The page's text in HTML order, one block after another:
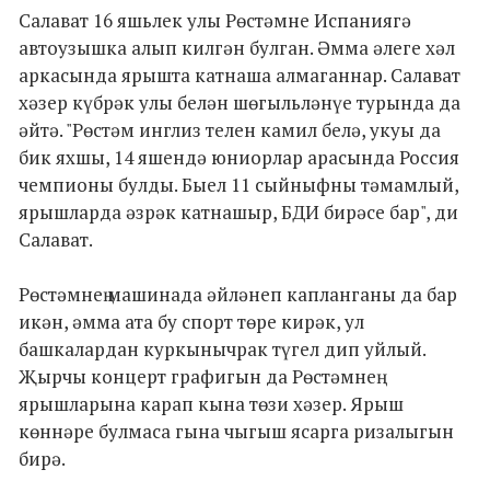
Салават 16 яшьлек улы Рөстәмне Испаниягә
автоузышка алып килгән булган. Әмма әлеге хәл
аркасында ярышта катнаша алмаганнар. Салават
хәзер күбрәк улы белән шөгыльләнүе турында да
әйтә. "Рөстәм инглиз телен камил белә, укуы да
бик яхшы, 14 яшендә юниорлар арасында Россия
чемпионы булды. Быел 11 сыйныфны тәмамлый,
ярышларда әзрәк катнашыр, БДИ бирәсе бар", ди
Салават.
Рөстәмнең машинада әйләнеп капланганы да бар
икән, әмма ата бу спорт төре кирәк, ул
башкалардан куркынычрак түгел дип уйлый.
Җырчы концерт графигын да Рөстәмнең
ярышларына карап кына төзи хәзер. Ярыш
көннәре булмаса гына чыгыш ясарга ризалыгын
бирә.